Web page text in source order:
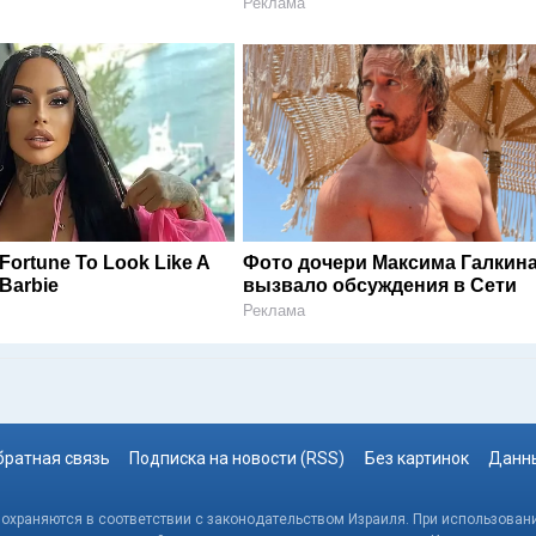
To Look Like A
Фото дочери Максима
вызвало обсуждения в Сети
Реклама
связь Подписка на новости (RSS) Без картинок
в соответствии с законодательством Израиля. При